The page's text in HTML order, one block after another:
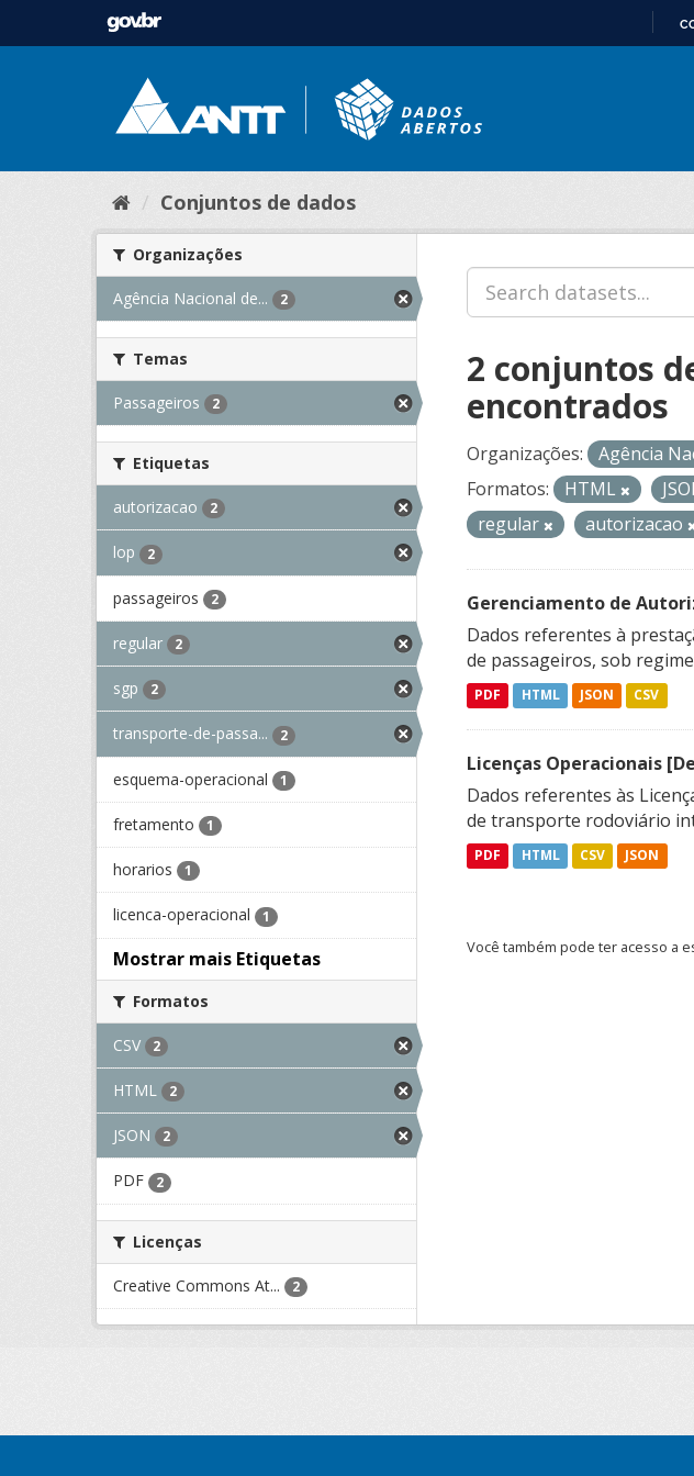
Conjuntos de dados
Organizações
Agência Nacional de... 2
Temas
Passageiros 2
Etiquetas
autorizacao 2
lop 2
passageiros 2
regular 2
sgp 2
transporte-de-passa... 2
esquema-operacional 1
fretamento 1
horarios 1
licenca-operacional 1
Mostrar mais Etiquetas
Formatos
CSV 2
HTML 2
JSON 2
PDF 2
Licenças
Creative Commons At... 2
2 conjuntos
encontrados
Organizações: Agência
Formatos:
HTML
regular
autorizacao
Gerenciamento de
Dados referentes à
de passageiros, sob
PDF HTML JSON CSV
Licenças Operacionais
Dados referentes às
de transporte rodoviário
PDF HTML CSV JSON
Você também pode ter acesso a